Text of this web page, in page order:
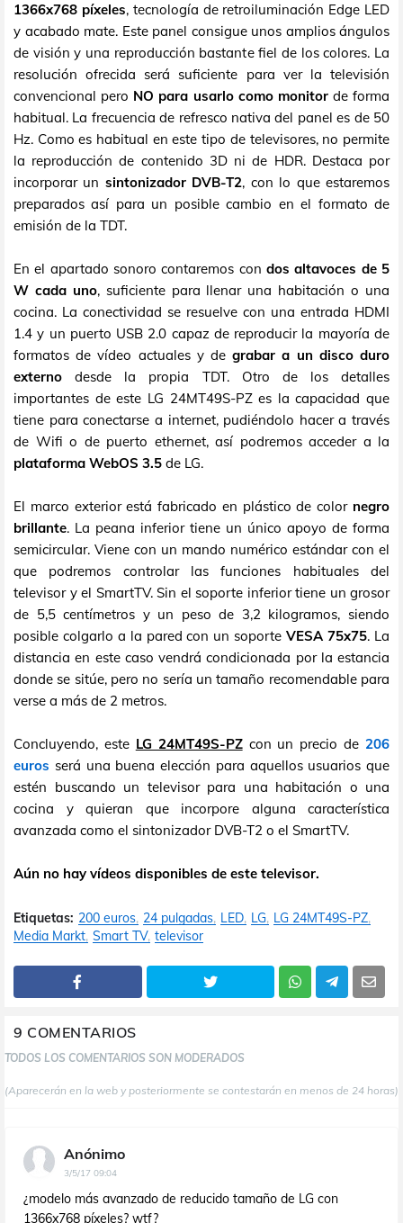
1366x768 píxeles, tecnología de retroiluminación Edge LED
y acabado mate. Este panel consigue unos amplios ángulos
de visión y una reproducción bastante fiel de los colores. La
resolución ofrecida será suficiente para ver la televisión
convencional pero NO para usarlo como monitorde forma
habitual. La frecuencia de refresco nativa del panel es de 50
Hz. Como es habitual en este tipo de televisores, no permite
la reproducción de contenido 3D ni de HDR. Destaca por
incorporar un sintonizador DVB-T2, con lo que estaremos
preparados así para un posible cambio en el formato de
emisión de la TDT.
En el apartado sonoro contaremos con dos altavoces de 5
W cada uno, suficiente para llenar una habitación o una
cocina. La conectividad se resuelve con una entrada HDMI
1.4 y un puerto USB 2.0 capaz de reproducir la mayoría de
formatos de vídeo actuales y degrabar a un disco duro
externo desde la propia TDT. Otro de los detalles
importantes de este LG 24MT49S-PZ es la capacidad que
tiene para conectarse a internet, pudiéndolo hacer a través
de Wifi o de puerto ethernet, así podremos acceder a la
plataforma WebOS 3.5 de LG.
El marco exterior está fabricado en plástico de color negro
brillante. La peana inferior tiene un único apoyo de forma
semicircular. Viene con un mando numérico estándar con el
que podremos controlar las funciones habituales del
televisor y el SmartTV. Sin el soporte inferior tiene un grosor
de 5,5 centímetros y un peso de 3,2 kilogramos, siendo
posible colgarlo a la pared con un soporteVESA 75x75. La
distancia en este caso vendrá condicionada por la estancia
donde se sitúe, pero no sería un tamaño recomendable para
verse a más de 2 metros.
Concluyendo, este LG 24MT49S-PZcon un precio de 206
euros será una buena elección para aquellos usuarios que
estén buscando un televisor para una habitación o una
cocina y quieran que incorpore alguna característica
avanzada como el sintonizador DVB-T2 o el SmartTV.
Aún no hay vídeos disponibles de este televisor.
Etiquetas: 200 euros 24 pulgadas LED LG LG 24MT49S-PZ
Media Markt Smart TV televisor
9 COMENTARIOS
TODOS LOS COMENTARIOS SON MODERADOS
(Aparecerán en la web y posteriormente se contestarán en menos de 24 horas)
Anónimo
3/5/17 09:04
¿modelo más avanzado de reducido tamaño de LG con
1366x768 píxeles? wtf?